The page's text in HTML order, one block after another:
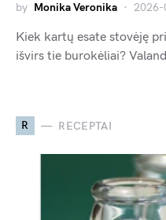
by Monika Veronika
Kiek kartų esate stovėję
išvirs tie burokėliai?
R RECEPTAI